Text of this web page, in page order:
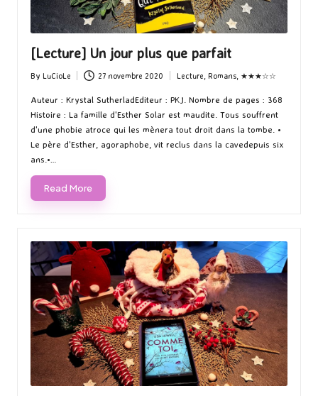
[Lecture] Un jour plus que parfait
Posted
by
By LuCioLe 27 novembre 2020
Posted
in
Lecture, Romans, ★★★☆☆
Auteur : Krystal SutherladEditeur : PKJ. Nombre de pages : 368
Histoire : La famille d'Esther Solar est maudite. Tous souffrent
d'une phobie atroce qui les mènera tout droit dans la tombe. •
Le père d'Esther, agoraphobe, vit reclus dans la cavedepuis six
ans.•…
Read More